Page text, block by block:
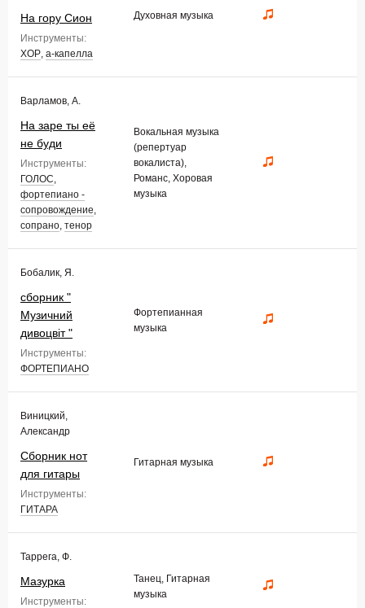
На гору Сион
Инструменты:
ХОР, а-капелла
Духовная музыка
Варламов, А.
На заре ты её
не буди
Инструменты:
ГОЛОС,
фортепиано -
сопровождение,
сопрано, тенор
Вокальная музыка
(репертуар
вокалиста),
Романс, Хоровая
музыка
Бобалик, Я.
сборник "
Музичний
дивоцвіт "
Инструменты:
ФОРТЕПИАНО
Фортепианная
музыка
Виницкий,
Александр
Сборник нот
для гитары
Инструменты:
ГИТАРА
Гитарная музыка
Таррега, Ф.
Мазурка
Инструменты:
Танец, Гитарная
музыка